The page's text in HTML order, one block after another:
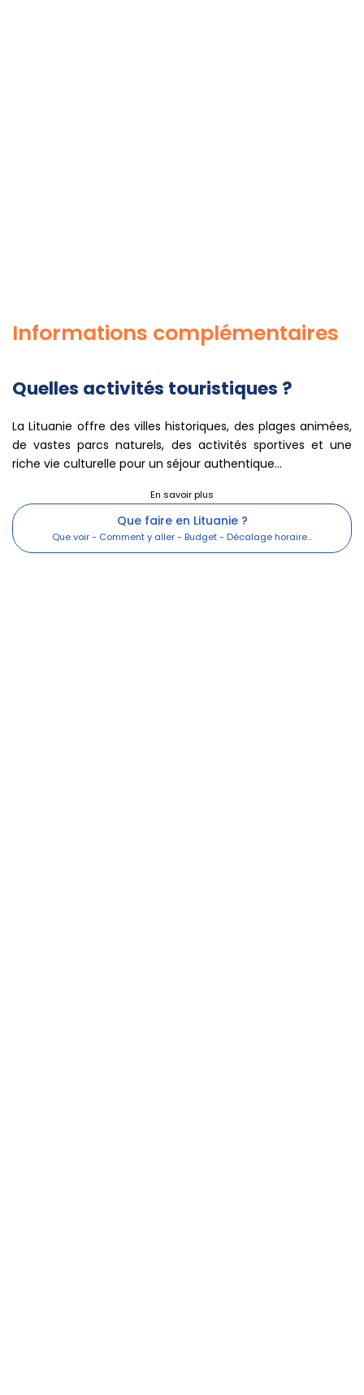
Informations complémentaires
Quelles activités touristiques ?
La Lituanie offre des villes historiques, des plages animées,
de vastes parcs naturels, des activités sportives et une
riche vie culturelle pour un séjour authentique...
Que faire en Lituanie ?